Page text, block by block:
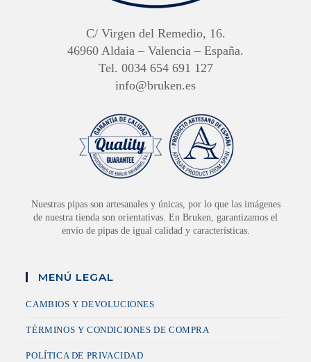
C/ Virgen del Remedio, 16.
46960 Aldaia – Valencia – España.
Tel. 0034 654 691 127
info@bruken.es
Nuestras pipas son artesanales y únicas, por lo que las imágenes
de nuestra tienda son orientativas. En Bruken, garantizamos el
envío de pipas de igual calidad y características.
MENÚ LEGAL
CAMBIOS Y DEVOLUCIONES
TÉRMINOS Y CONDICIONES DE COMPRA
POLÍTICA DE PRIVACIDAD